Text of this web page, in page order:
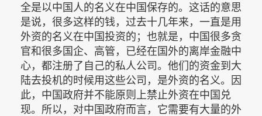
全是以中国人的名义在中国保存的。这话的意思
是说，很多这样的钱，过去十几年来，一直是用
外资的名义在中国投资的；也就是，中国很多贪
官和很多国企、高管，已经在国外的离岸金融中
心，都注册了自己的私人公司。他们的资金到大
陆去投机的时候用这些公司，是外资的名义。因
此，中国政府并不能原则上禁止外资在中国兑
现。所以，对中国政府而言，它需要有大量的外